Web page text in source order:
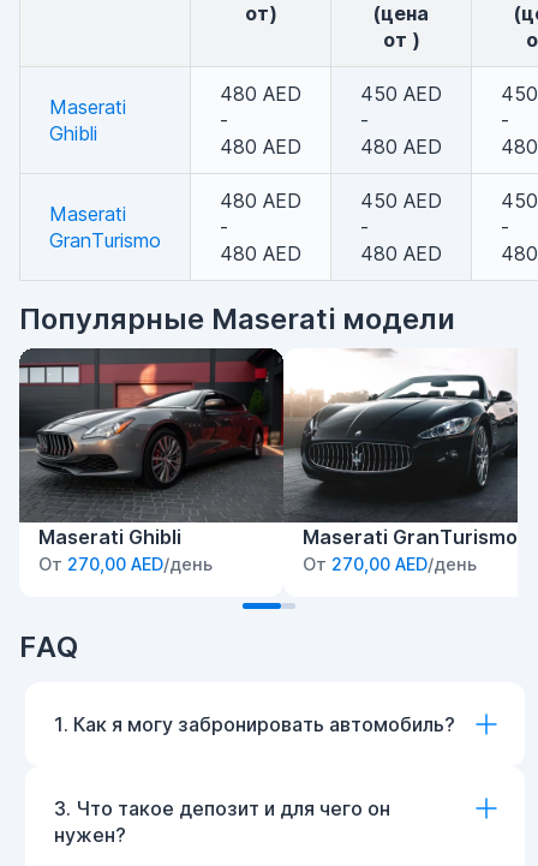
от)
(цена
от )
Maserati
Ghibli
480 AED
-
480 AED
450 AED
-
480 AED
-
Maserati
GranTurismo
480 AED
-
480 AED
450 AED
-
480 AED
-
Популярные Maserati модели
Maserati Ghibli
От 270,00 AED/день
Maserati GranTurismo
От 270,00 AED/день
FAQ
1. Как я могу забронировать автомобиль?
3. Что такое депозит и для чего он
нужен?